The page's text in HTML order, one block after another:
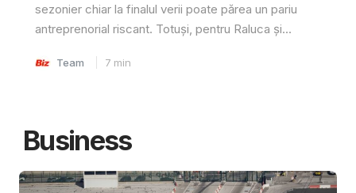
sezonier chiar la finalul verii poate părea un pariu
antreprenorial riscant. Totuși, pentru Raluca și...
Team 7 min
Business